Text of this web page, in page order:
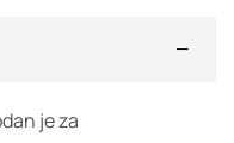
je za